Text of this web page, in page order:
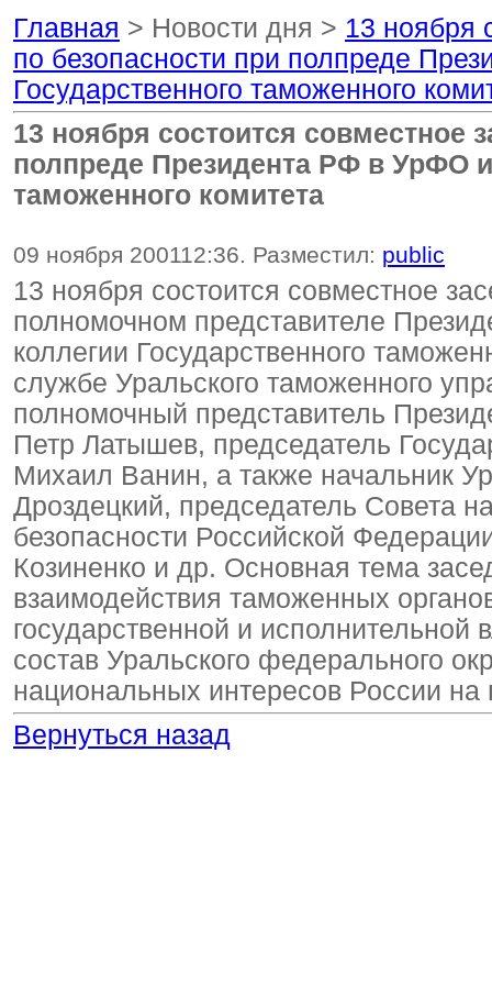
Главная > Новости дня > 13 ноября
по безопасности при полпреде
Государственного таможенного
13 ноября состоится совместное
полпреде Президента РФ в УрФО и
таможенного комитета
09 ноября 200112:36. Разместил: public
13 ноября состоится совместное
полномочном представителе
коллегии Государственного
службе Уральского таможенного
полномочный представитель
Петр Латышев, председатель
Михаил Ванин, а также начальник
Дроздецкий, председатель Совета
безопасности Российской
Козиненко и др. Основная тема
взаимодействия таможенных
государственной и
состав Уральского федерального
национальных интересов России на
Вернуться назад